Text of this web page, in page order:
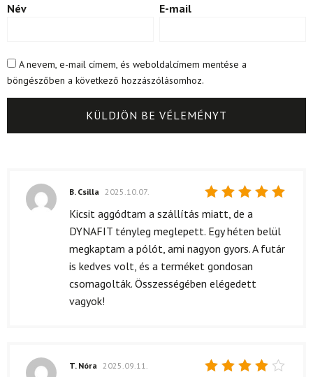
Név E-mail
A nevem, e-mail címem, és weboldalcímem mentése a
böngészőben a következő hozzászólásomhoz.
Értékelés:
/ 5
B. Csilla 2025.10.07.
Kicsit aggódtam a szállítás miatt, de a
DYNAFIT tényleg meglepett. Egy héten belül
megkaptam a pólót, ami nagyon gyors. A futár
is kedves volt, és a terméket gondosan
csomagolták. Összességében elégedett
vagyok!
T. Nóra 2025.09.11.